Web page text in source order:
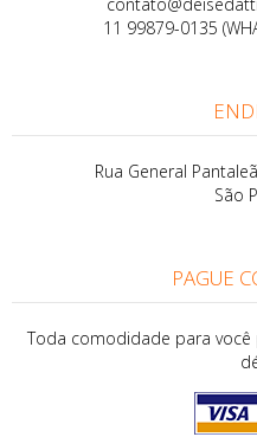
11 99879-0135
Rua General
São
PAGUE
Toda comodidade para